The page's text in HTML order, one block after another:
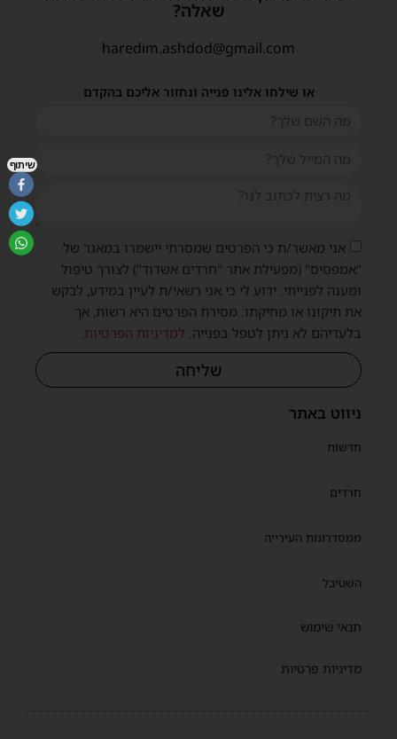
ניווט באתר
חדשות
חרדים
ממסדרונות העירייה
השטיבל
תנאי שימוש
מדיניות פרטיות
שאלה?
haredim.ashdod@gmail.com
או שילחו אלינו פנייה ונחזור אליכם בהקדם
אני מאשר/ת כי הפרטים שמסרתי יישמרו במאגר של
"אמפסיס" (מפעילת אתר "חרדים אשדוד") לצורך טיפול
ומענה לפנייתי. ידוע לי כי אני רשאי/ת לעיין במידע, לבקש
את תיקונו או מחיקתו. מסירת הפרטים היא רשות, אך
בלעדיהם לא ניתן לטפל בפנייה. למדיניות הפרטיות.
שליחה
שיתוף